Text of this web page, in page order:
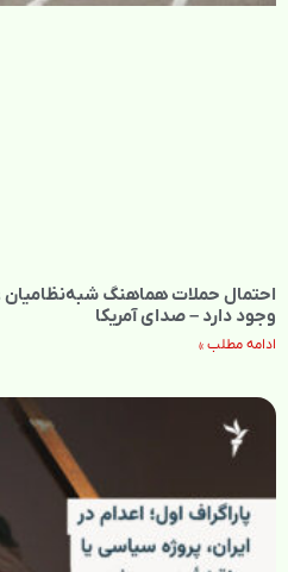
احتمال حملات هماهنگ شبه‌نظامیان
وجود دارد – صدای آمریکا
ادامه مطلب »